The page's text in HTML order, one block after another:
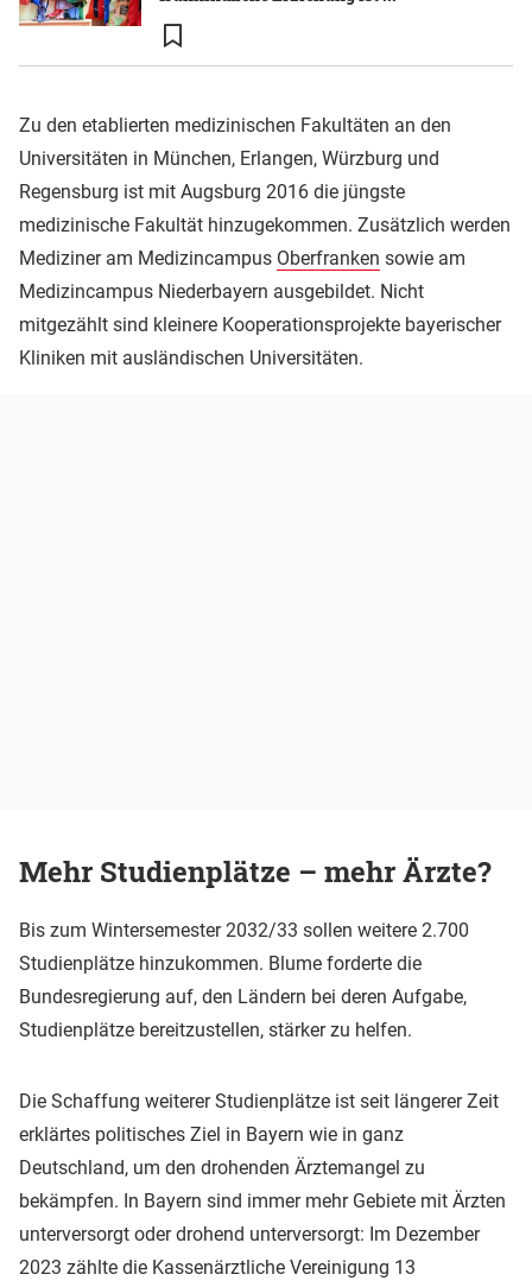
Zu den etablierten medizinischen Fakultäten an den
Universitäten in München, Erlangen, Würzburg und
Regensburg ist mit Augsburg 2016 die jüngste
medizinische Fakultät hinzugekommen. Zusätzlich werden
Mediziner am Medizincampus Oberfranken sowie am
Medizincampus Niederbayern ausgebildet. Nicht
mitgezählt sind kleinere Kooperationsprojekte bayerischer
Kliniken mit ausländischen Universitäten.
Mehr Studienplätze – mehr Ärzte?
Bis zum Wintersemester 2032/33 sollen weitere 2.700
Studienplätze hinzukommen. Blume forderte die
Bundesregierung auf, den Ländern bei deren Aufgabe,
Studienplätze bereitzustellen, stärker zu helfen.
Die Schaffung weiterer Studienplätze ist seit längerer Zeit
erklärtes politisches Ziel in Bayern wie in ganz
Deutschland, um den drohenden Ärztemangel zu
bekämpfen. In Bayern sind immer mehr Gebiete mit Ärzten
unterversorgt oder drohend unterversorgt: Im Dezember
2023 zählte die Kassenärztliche Vereinigung 13